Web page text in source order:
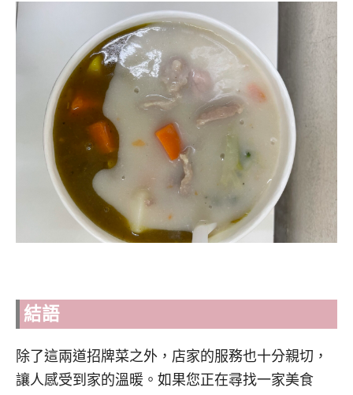
結語
除了這兩道招牌菜之外，店家的服務也十分親切，
讓人感受到家的溫暖。如果您正在尋找一家美食